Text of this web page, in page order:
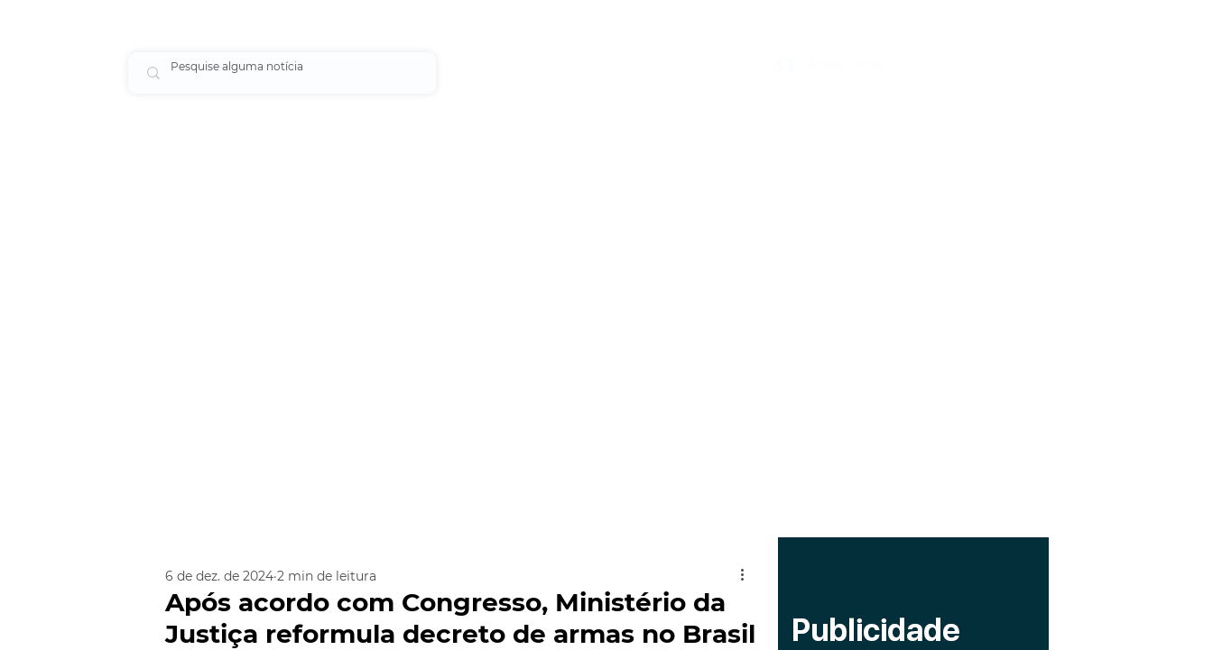
Após acordo com Congresso, Ministério da
Justiça reformula decreto de armas no Brasil
6 de dez. de 2024 2 min de leitura